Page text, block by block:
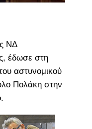
ΝΔ
έδωσε στη
αστυνομικού
Πολάκη στην